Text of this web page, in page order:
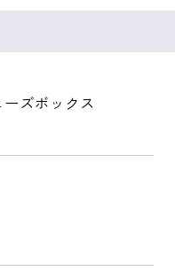
ズボックス